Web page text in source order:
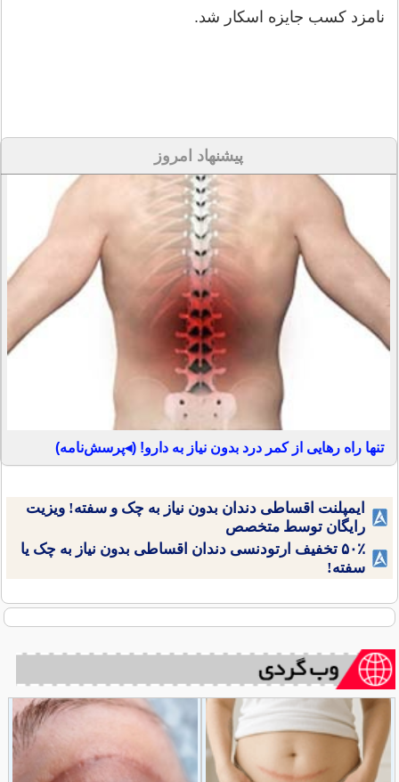
نامزد کسب جایزه اسکار شد.
پیشنهاد امروز
تنها راه رهایی از کمر درد بدون نیاز به دارو! (◂پرسش‌نامه)
ایمپلنت اقساطی دندان بدون نیاز به چک و سفته! ویزیت
رایگان توسط متخصص
۵۰٪ تخفیف ارتودنسی دندان اقساطی بدون نیاز به چک یا
سفته!